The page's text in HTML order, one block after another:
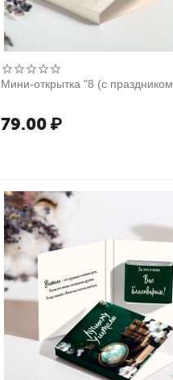
Мини-открытка "8 (с
79.00 ₽